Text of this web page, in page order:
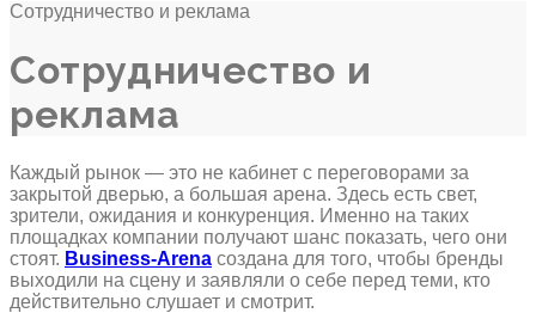
Сотрудничество и реклама
Сотрудничество и
реклама
Каждый рынок — это не кабинет с переговорами за
закрытой дверью, а большая арена. Здесь есть свет,
зрители, ожидания и конкуренция. Именно на таких
площадках компании получают шанс показать, чего они
стоят. Business-Arena создана для того, чтобы бренды
выходили на сцену и заявляли о себе перед теми, кто
действительно слушает и смотрит.